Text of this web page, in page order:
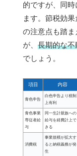
的ですが、同時
ます。節税効
の注意点も踏
が、 長期的な
でしょう。
項目 内容
青色申告
白色申告より税制
上有利
青色事業
専従者給
与
同一生計親族への
給与を経費計上で
きる
消費税
事業規模が拡大す
ると納税義務が発
生